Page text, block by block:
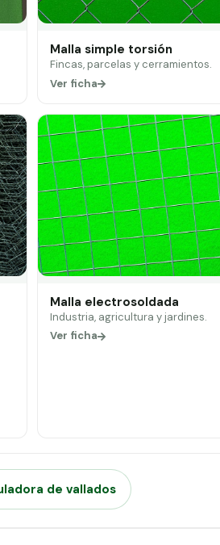
Malla simple torsión
Fincas, parcelas y cerramientos.
Ver ficha
Malla electrosoldada
Industria, agricultura y jardines.
Ver ficha
de vallados